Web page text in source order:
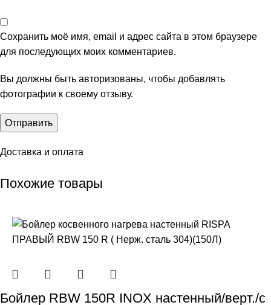
Сохранить моё имя, email и адрес сайта в этом браузере
для последующих моих комментариев.
Вы должны быть авторизованы, чтобы добавлять
фотографии к своему отзыву.
Доставка и оплата
Похожие товары
Бойлер RBW 150R INOX настенный/верт./с